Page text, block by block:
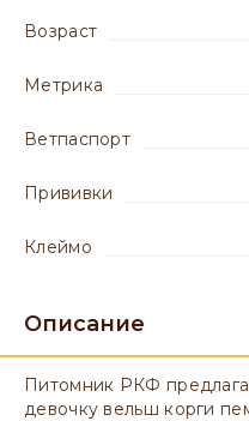
возраст
метрика
ветпаспорт
прививки
клеймо
Описание
Питомник РКФ
девочку вельш корги